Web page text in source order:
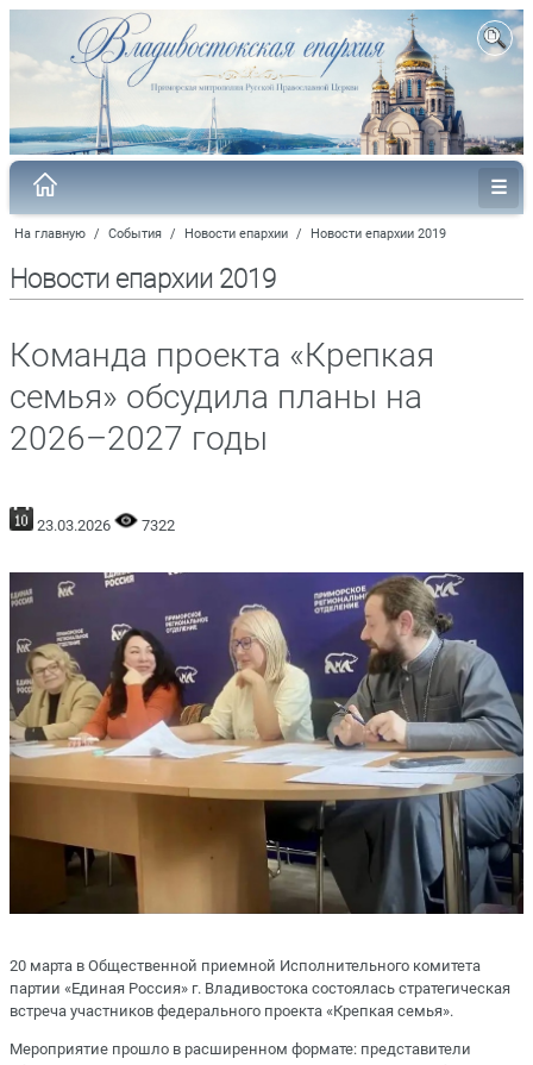
На главную / События / Новости епархии / Новости епархии 2019
Новости епархии 2019
Команда проекта «Крепкая
семья» обсудила планы на
2026–2027 годы
23.03.2026 7322
20 марта в Общественной приемной Исполнительного комитета
партии «Единая Россия» г. Владивостока состоялась стратегическая
встреча участников федерального проекта «Крепкая семья».
Мероприятие прошло в расширенном формате: представители